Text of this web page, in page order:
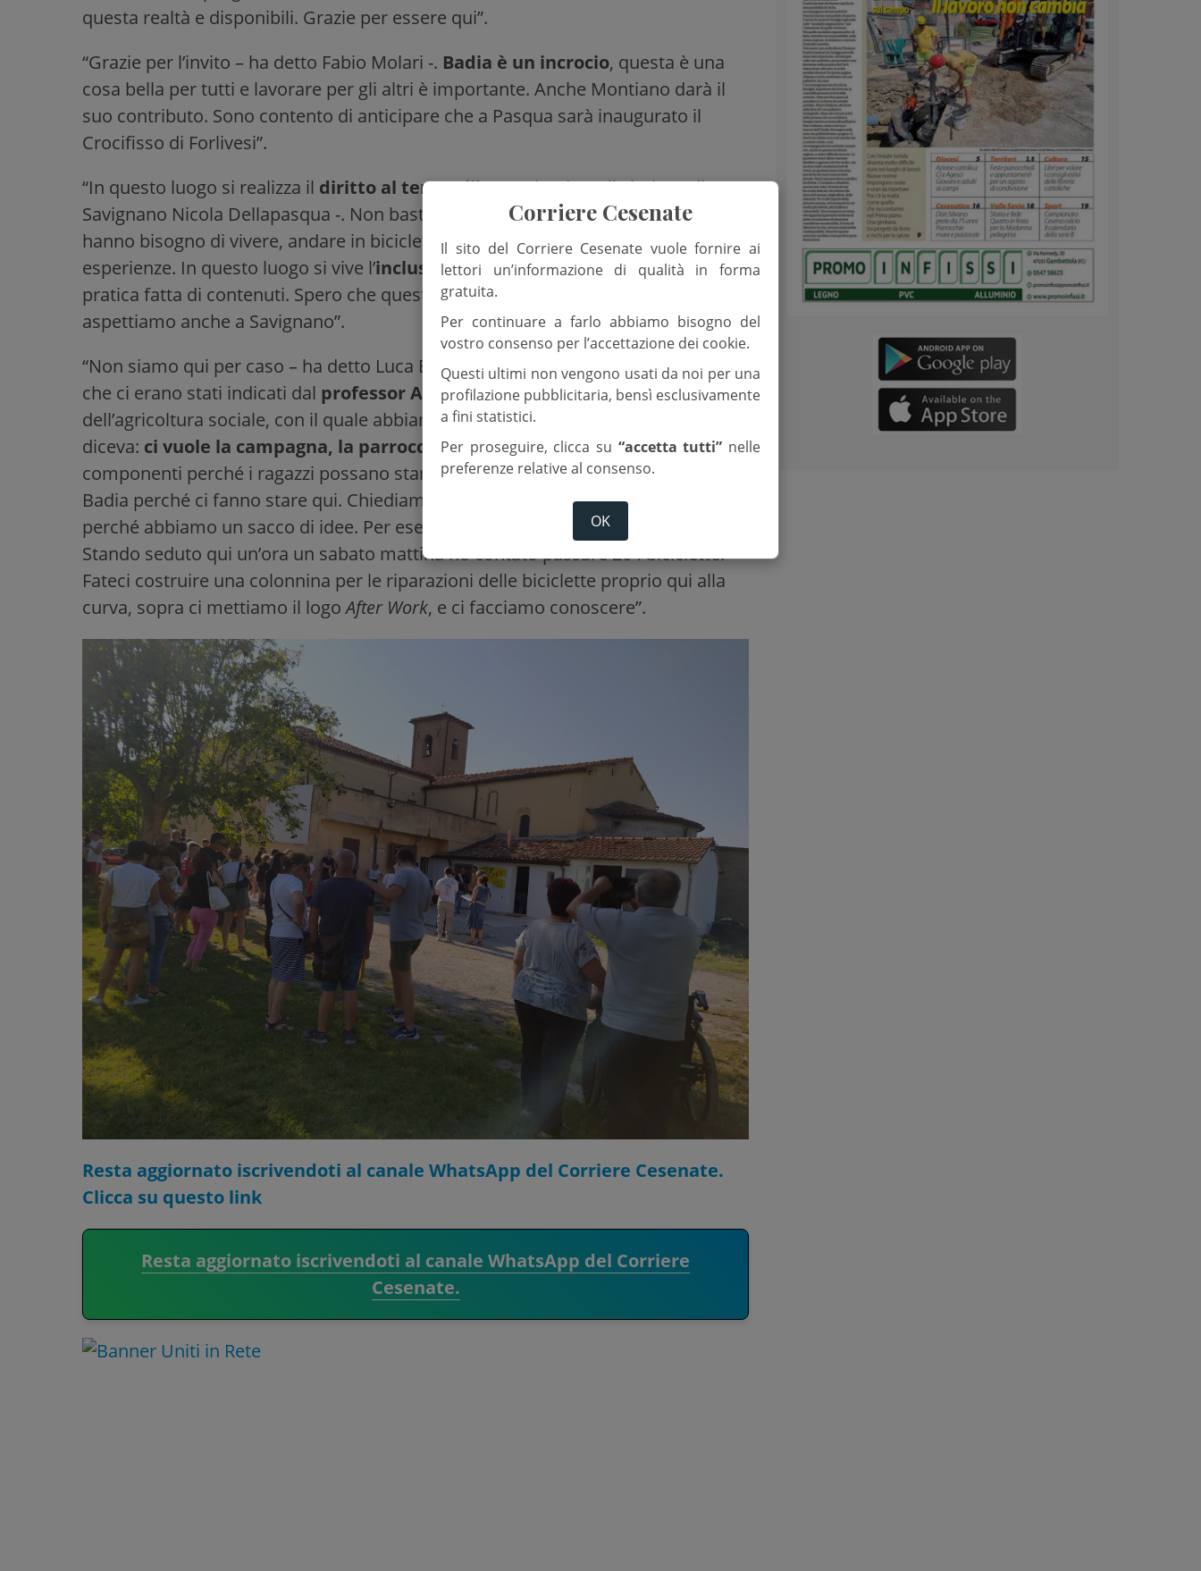
questa realtà e disponibili. Grazie per essere qui”.
“Grazie per l’invito – ha detto Fabio Molari -. Badia è un incrocio, questa è una
cosa bella per tutti e lavorare per gli altri è importante. Anche Montiano darà il
suo contributo. Sono contento di anticipare che a Pasqua sarà inaugurato il
Crocifisso di Forlivesi”.
“In questo luogo si realizza il diritto al tempo libero– ha detto il sindaco di
Savignano Nicola Dellapasqua -. Non basta un tetto sulla testa , le persone
hanno bisogno di vivere, andare in bicicletta, realizzare le proprie passioni, fare
esperienze. In questo luogo si vive l’inclusione vera, non una teoria ma una
pratica fatta di contenuti. Spero che questa esperienza diventi un modello, vi
aspettiamo anche a Savignano”.
“Non siamo qui per caso – ha detto Luca Bellavista -. Qui c’erano gli ingredienti
che ci erano stati indicati dal professor Andrea Canevaro, pedagogista
dell’agricoltura sociale, con il quale abbiamo sviluppato questo progetto, che
diceva: ci vuole la campagna, la parrocchia e la comunità. Queste sono le
componenti perché i ragazzi possano stare insieme. Ringraziamo la parrocchia di
Badia perché ci fanno stare qui. Chiediamo agli amministratori di interpellarci
perché abbiamo un sacco di idee. Per esempio, noi facciamo
ciclismo inclusivo
Stando seduto qui un’ora un sabato mattina ho contato passare 204 biciclette.
Fateci costruire una colonnina per le riparazioni delle biciclette proprio qui alla
curva, sopra ci mettiamo il logoAfter Work, e ci facciamo conoscere”.
Resta aggiornato iscrivendoti al canale WhatsApp del Corriere Cesenate.
Clicca su questo link
Resta aggiornato iscrivendoti al canale WhatsApp del Corriere
Cesenate.
Corriere Cesenate
Il sito del Corriere Cesenate vuole fornire ai
lettori un’informazione di qualità in forma
gratuita.
Per continuare a farlo abbiamo bisogno del
vostro consenso per l’accettazione dei cookie.
Questi ultimi non vengono usati da noi per una
profilazione pubblicitaria, bensì esclusivamente
a fini statistici.
Per proseguire, clicca su “accetta tutti” nelle
preferenze relative al consenso.
OK